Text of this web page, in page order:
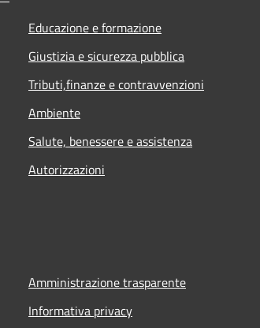
Educazione e formazione
Giustizia e sicurezza pubblica
Tributi,finanze e contravvenzioni
Ambiente
Salute, benessere e assistenza
Autorizzazioni
Amministrazione trasparente
Informativa privacy